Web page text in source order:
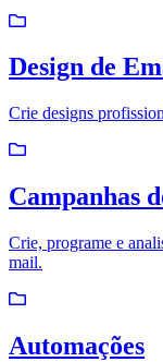
Design de
Crie designs
Campanhas
Crie, programe e
mail.
Automações